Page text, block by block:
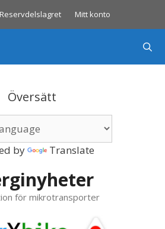
Reservdelslagret Mitt konto
Översätt
by Translate
för mikrotransporter